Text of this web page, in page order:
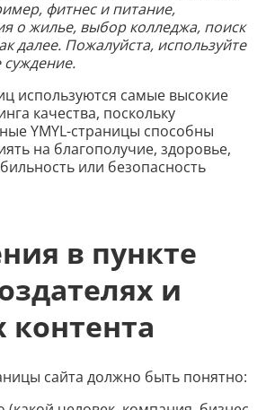
фитнес и питание,
о жилье, выбор колледжа, поиск
далее. Пожалуйста, используйте
используются самые высокие
качества, поскольку
YMYL-страницы способны
на благополучие, здоровье,
или безопасность
в пункте
и
контента
сайта должно быть понятно: